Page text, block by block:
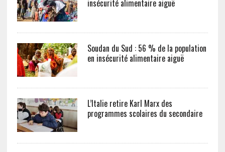
insécurité alimentaire aiguë
Soudan du Sud : 56 % de la population
en insécurité alimentaire aiguë
L’Italie retire Karl Marx des
programmes scolaires du secondaire